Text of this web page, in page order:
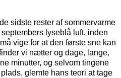
sidste rester af sommervarme
lyseblå luft, inden
vige for at den første sne kan
vi nætter og dage, lange,
minutter, og selvom tingene
glemte hans teori at tage